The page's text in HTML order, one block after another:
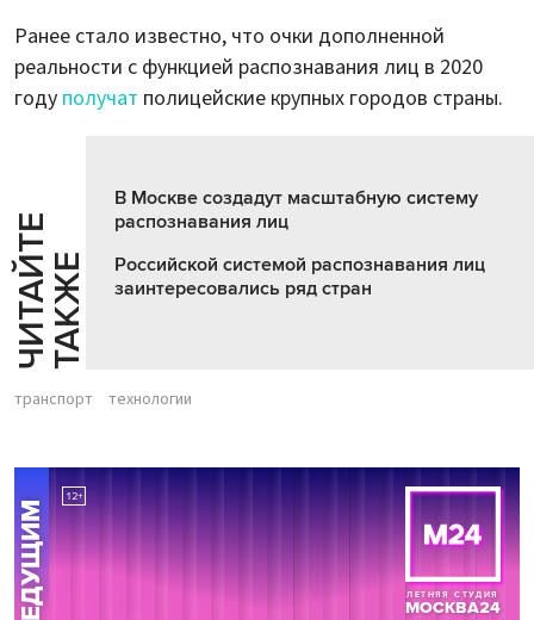
Ранее стало известно, что очки дополненной
реальности с функцией распознавания лиц в 2020
году получат полицейские крупных городов страны.
Ч
И
Т
АЙ
Т
Е
Т
А
К
ЖЕ
В Москве создадут масштабную систему
распознавания лиц
Российской системой распознавания лиц
заинтересовались ряд стран
транспорт технологии